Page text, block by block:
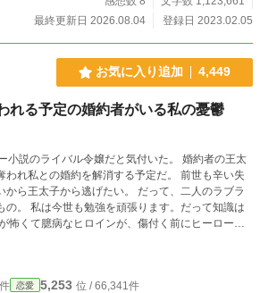
最終更新日 2026.08.04
登録日 2023.02.05
お気に入り追加 4,449
れる予定の婚約者がいる私の憂鬱
小説のライバル令嬢だと気付いた。 婚約者の王太
われ私との婚約を解消する予定だ。 前世も辛い失
から王太子から逃げたい。 だって、二人のラブラ
て知識は
れてしまいます。
恋愛 5,253 位 / 66,341件